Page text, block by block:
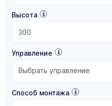
Высота
Управление
Выбрать управление
Способ монтажа